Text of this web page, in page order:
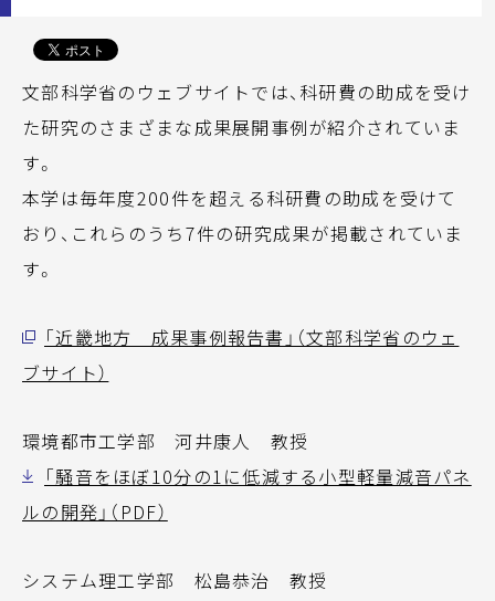
文部科学省のウェブサイトでは、科研費の助成を受け
た研究のさまざまな成果展開事例が紹介されていま
す。
本学は毎年度200件を超える科研費の助成を受けて
おり、これらのうち7件の研究成果が掲載されていま
す。
「近畿地方 成果事例報告書」（文部科学省のウェ
ブサイト）
環境都市工学部 河井康人 教授
「騒音をほぼ10分の1に低減する小型軽量減音パネ
ルの開発」（PDF）
システム理工学部 松島恭治 教授